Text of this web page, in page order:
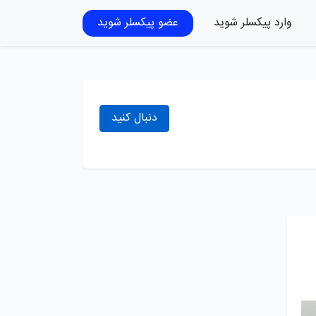
وارد پیکسلر شوید عضو پیکسلر شوید
دنبال کنید